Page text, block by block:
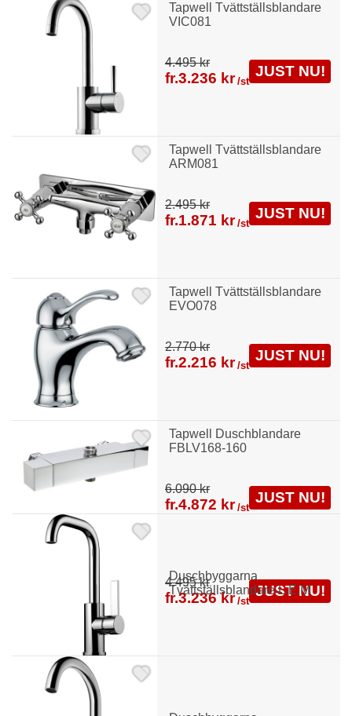
Tapwell Tvättställsblandare
VIC081
Tapwell Tvättställsblandare
ARM081
Tapwell Tvättställsblandare
EVO078
4.495 kr
fr.3.236 kr /st
JUST NU!
Tapwell Duschblandare
FBLV168-160
2.495 kr
fr.1.871 kr /st
JUST NU!
Duschbyggarna
Tvättställsblandare L.E.M
2.770 kr
fr.2.216 kr /st
JUST NU!
6.090 kr
fr.4.872 kr /st
JUST NU!
4.495 kr
fr.3.236 kr /st
JUST NU!